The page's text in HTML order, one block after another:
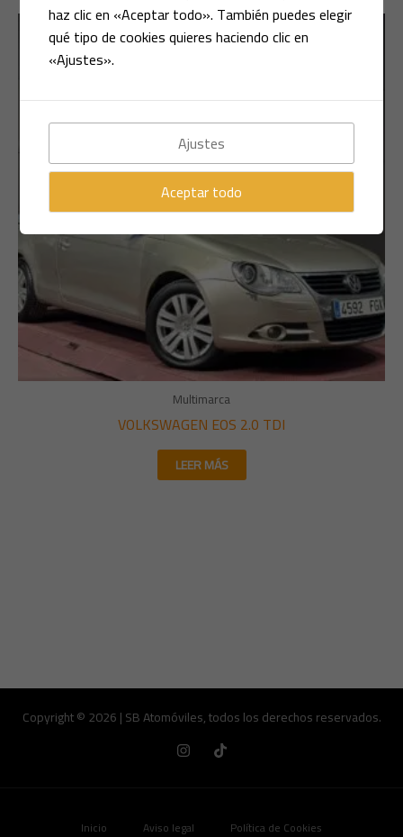
Multimarca
VOLKSWAGEN EOS 2.0 TDI
LEER MÁS
Copyright © 2026 | SB Atomóviles, todos los derechos reservados.
Inicio Aviso legal Política de Cookies
haz clic en «Aceptar todo». También puedes elegir
qué tipo de cookies quieres haciendo clic en
«Ajustes».
Ajustes
Aceptar todo